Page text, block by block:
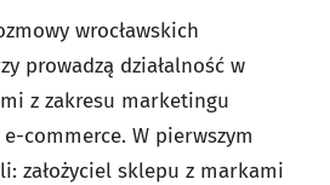
wrocławskich
prowadzą działalność w
z zakresu marketingu
commerce. W pierwszym
założyciel sklepu z markami